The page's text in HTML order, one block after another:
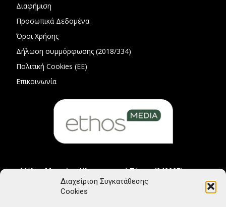
Διαχείριση Συγκατάθεσης
Cookies
Διαφήμιση
Προσωπικά Δεδομένα
Όροι Χρήσης
Δήλωση συμμόρφωσης (2018/334)
Πολιτική Cookies (ΕΕ)
Επικοινωνία
Μέλος Μητρώου Ηλεκτρονικού Τύπου (242225)